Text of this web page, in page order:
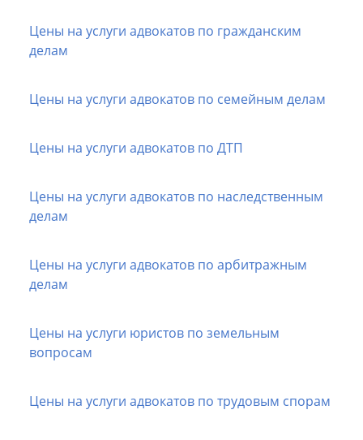
Цены на услуги адвокатов по гражданским
делам
Цены на услуги адвокатов по семейным делам
Цены на услуги адвокатов по ДТП
Цены на услуги адвокатов по наследственным
делам
Цены на услуги адвокатов по арбитражным
делам
Цены на услуги юристов по земельным
вопросам
Цены на услуги адвокатов по трудовым спорам